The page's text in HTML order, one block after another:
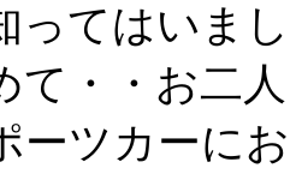
ってはいま
て・・お二
ーツカーに